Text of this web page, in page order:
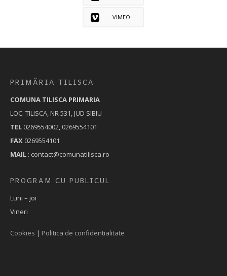
VIMEO
PRIMĂRIA TILISCA
COMUNA TILISCA PRIMARIA
LOC. TILISCA, NR 531, JUD SIBIU
TEL 0269554002, 0269554101
FAX 0269554101
MAIL : contact@comunatilisca.ro
PROGRAM CU PUBLICUL
Luni – joi
Vineri
Cookies | Politica de confidentialitate